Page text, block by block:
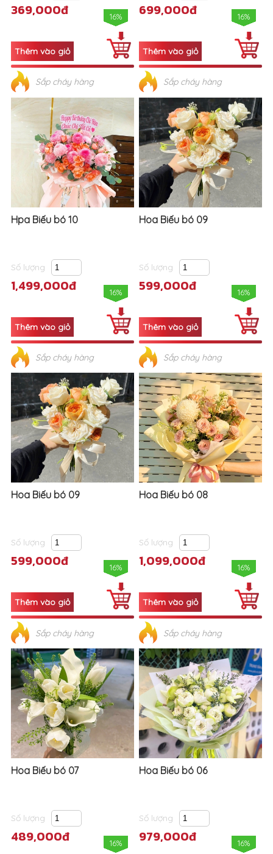
369,000đ 16%
Sắp cháy hàng
699,000đ 16%
Sắp cháy hàng
Hpa Biếu bó 10
Số lượng
1,499,000đ 16%
Sắp cháy hàng
Hoa Biếu bó 09
Số lượng
599,000đ 16%
Sắp cháy hàng
Hoa Biếu bó 09
Số lượng
599,000đ 16%
Sắp cháy hàng
Hoa Biếu bó 08
Số lượng
1,099,000đ 16%
Sắp cháy hàng
Hoa Biếu bó 07
Số lượng
489,000đ 16%
Hoa Biếu bó 06
Số lượng
979,000đ 16%